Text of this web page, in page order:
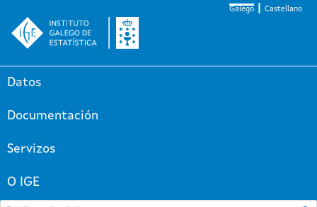
Galego Castellano
Datos
Documentación
Servizos
O IGE